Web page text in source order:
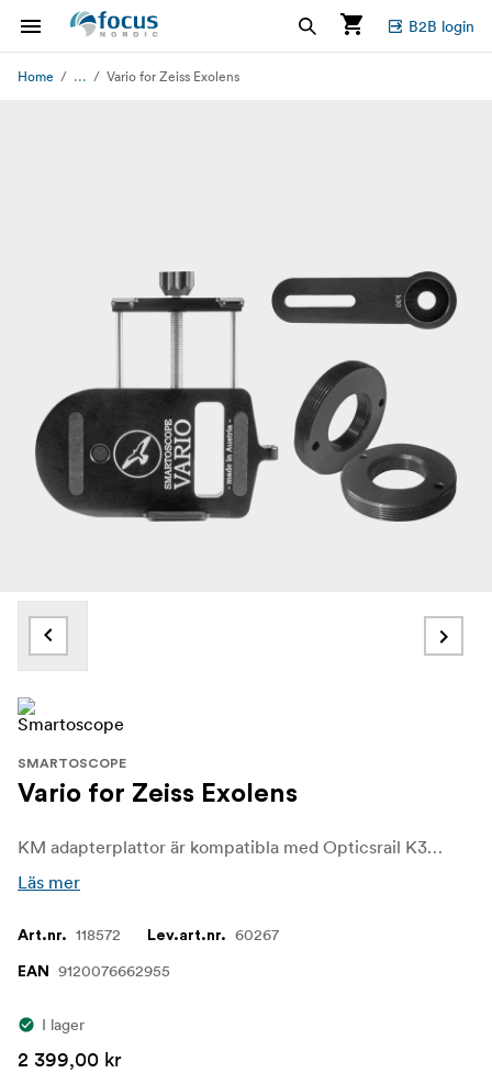
B2B login
Home ... Vario for Zeiss Exolens
SMARTOSCOPE
Vario for Zeiss Exolens
KM adapterplattor är kompatibla med Opticsrail K30 och reducerar 30 mm-gängan ner till 13/15/16 mm för användning med Zeiss och Swarovski okularringar.
Läs mer
Art.nr. 118572 Lev.art.nr. 60267
EAN 9120076662955
I lager
2 399,00 kr